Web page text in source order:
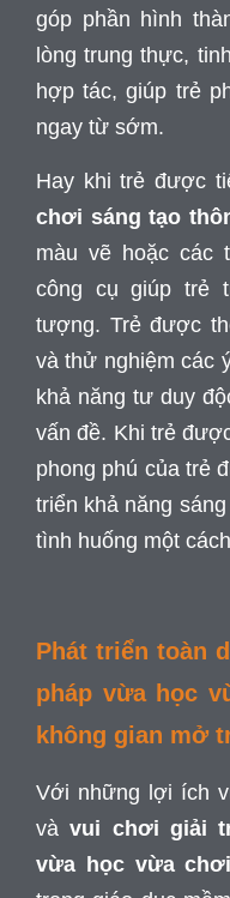
góp phần hình
lòng trung thực,
hợp tác, giúp trẻ
ngay từ sớm.
Hay khi trẻ được
chơi sáng tạo
màu vẽ hoặc các
công cụ giúp trẻ
tượng. Trẻ được
và thử nghiệm các
khả năng tư duy
vấn đề. Khi trẻ
phong phú của trẻ
triển khả năng
tình huống một
Phát triển toàn
pháp vừa học
không gian mở
Với những lợi ích
vàvui chơi giải
vừa học vừa chơi